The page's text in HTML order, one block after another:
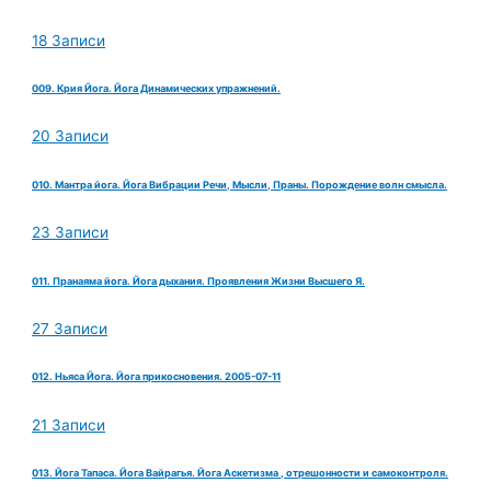
18 Записи
009. Крия Йога. Йога Динамических упражнений.
20 Записи
010. Мантра йога. Йога Вибрации Речи, Мысли, Праны. Порождение волн смысла.
23 Записи
011. Пранаяма йога. Йога дыхания. Проявления Жизни Высшего Я.
27 Записи
012. Ньяса Йога. Йога прикосновения. 2005-07-11
21 Записи
013. Йога Тапаса. Йога Вайрагья. Йога Аскетизма , отрешонности и самоконтроля.